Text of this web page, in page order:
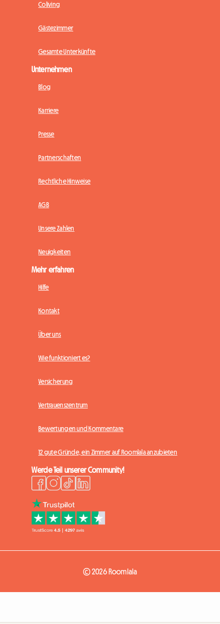
Coliving
Gästezimmer
Gesamte Unterkünfte
Unternehmen
Blog
Karriere
Presse
Partnerschaften
Rechtliche Hinweise
AGB
Unsere Zahlen
Neuigkeiten
Mehr erfahren
Hilfe
Kontakt
Über uns
Wie funktioniert es?
Versicherung
Vertrauenszentrum
Bewertungen und Kommentare
12 gute Gründe, ein Zimmer auf Roomlala anzubieten
Werde Teil unserer Community!
© 2026 Roomlala